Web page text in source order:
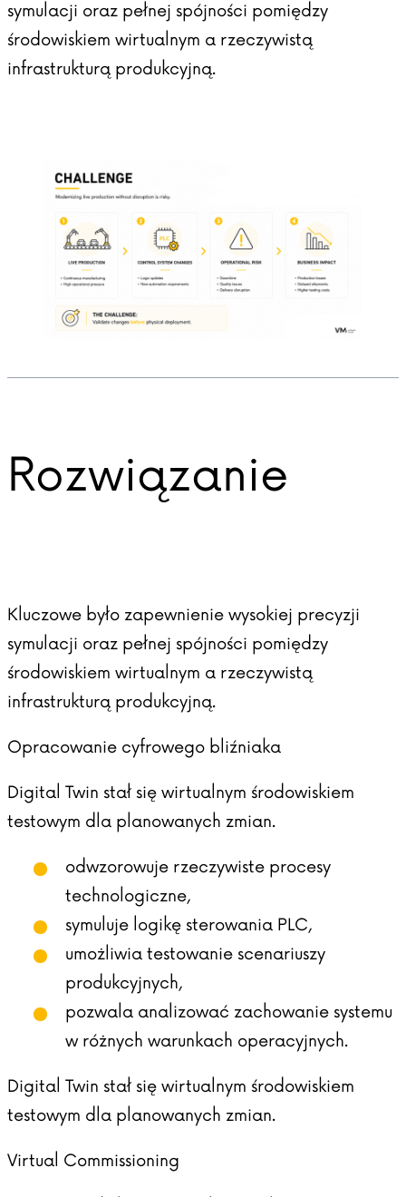
symulacji oraz pełnej spójności pomiędzy
środowiskiem wirtualnym a rzeczywistą
infrastrukturą produkcyjną.
Rozwiązanie
Kluczowe było zapewnienie wysokiej precyzji
symulacji oraz pełnej spójności pomiędzy
środowiskiem wirtualnym a rzeczywistą
infrastrukturą produkcyjną.
Opracowanie cyfrowego bliźniaka
Digital Twin stał się wirtualnym środowiskiem
testowym dla planowanych zmian.
odwzorowuje rzeczywiste procesy
technologiczne,
symuluje logikę sterowania PLC,
umożliwia testowanie scenariuszy
produkcyjnych,
pozwala analizować zachowanie systemu
w różnych warunkach operacyjnych.
Digital Twin stał się wirtualnym środowiskiem
testowym dla planowanych zmian.
Virtual Commissioning